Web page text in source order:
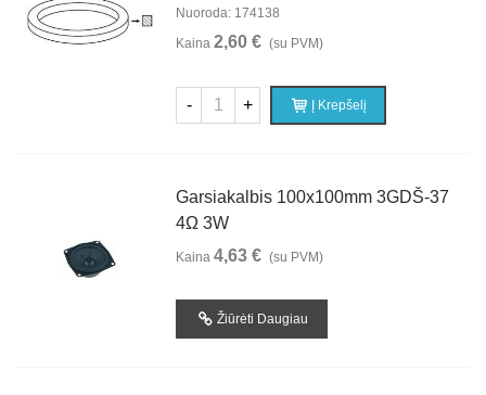
Nuoroda: 174138
Kaina2,60 € (su PVM)
- + Į Krepšelį
Garsiakalbis 100x100mm 3GDŠ-37
4Ω 3W
Kaina4,63 € (su PVM)
Žiūrėti Daugiau